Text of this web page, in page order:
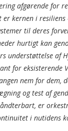
afgørende for
er kernen i resiliens
til deres
hurtigt kan
understøttelse af
for eksisterende
nem for dem,
og test af
er
i nutidens